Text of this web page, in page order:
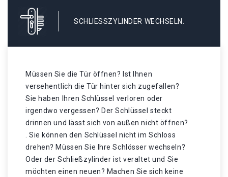
SCHLIESSZYLINDER WECHSELN.
Müssen Sie die Tür öffnen? Ist Ihnen
versehentlich die Tür hinter sich zugefallen?
Sie haben Ihren Schlüssel verloren oder
irgendwo vergessen? Der Schlüssel steckt
drinnen und lässt sich von außen nicht öffnen?
. Sie können den Schlüssel nicht im Schloss
drehen? Müssen Sie Ihre Schlösser wechseln?
Oder der Schließzylinder ist veraltet und Sie
möchten einen neuen? Machen Sie sich keine